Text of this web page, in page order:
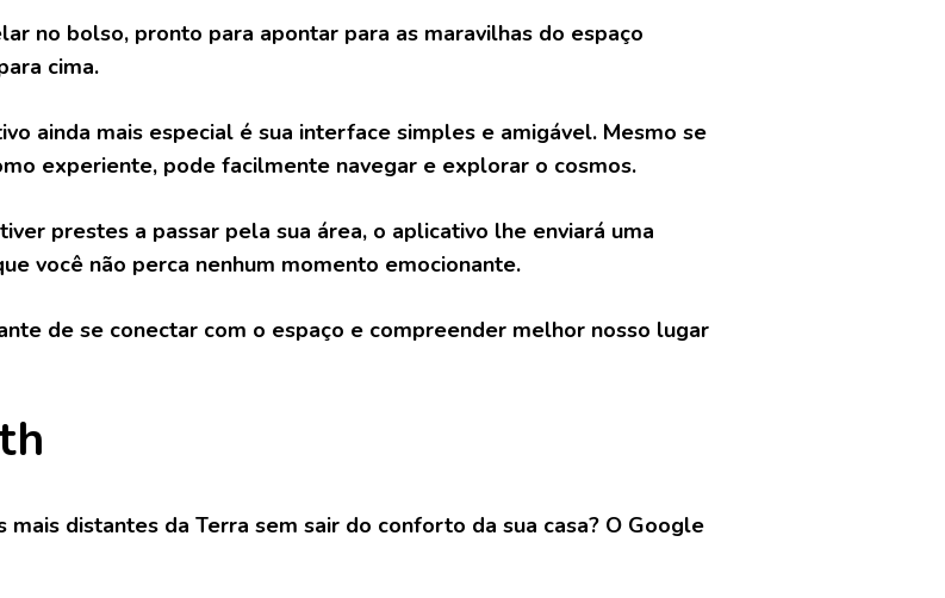
no bolso, pronto para apontar para as maravilhas do espaço
cima.
ainda mais especial é sua interface simples e amigável. Mesmo se
experiente, pode facilmente navegar e explorar o cosmos.
prestes a passar pela sua área, o aplicativo lhe enviará uma
você não perca nenhum momento emocionante.
de se conectar com o espaço e compreender melhor nosso lugar
mais distantes da Terra sem sair do conforto da sua casa? O Google